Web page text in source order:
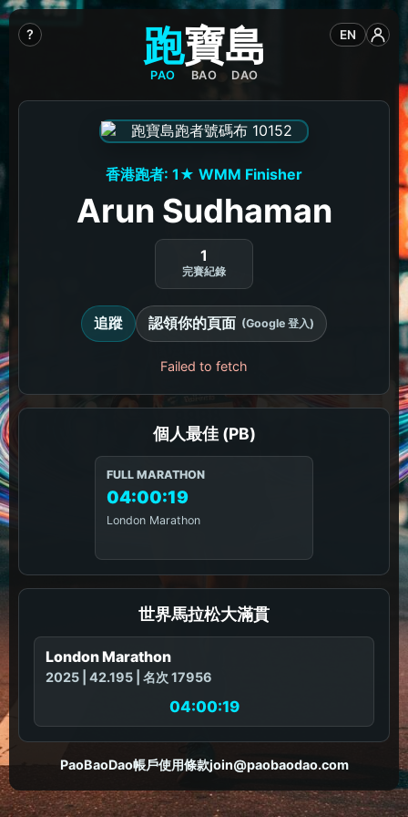
? EN
跑
PAO
寶
BAO
島
DAO
香港跑者: 1★ WMM Finisher
Arun Sudhaman
1
完賽紀錄
追蹤 認領你的頁面 (Google 登入)
Failed to fetch
個人最佳 (PB)
FULL MARATHON
04:00:19
London Marathon
世界馬拉松大滿貫
London Marathon
2025 | 42.195 | 名次 17956
04:00:19
PaoBaoDao帳戶使用條款join@paobaodao.com